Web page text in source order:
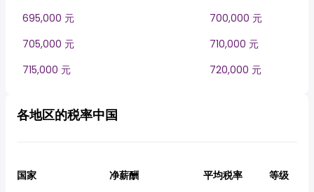
695,000 元
700,000 元
705,000 元
710,000 元
715,000 元
720,000 元
各地区的税率中国
国家 净薪酬 平均税率 等级